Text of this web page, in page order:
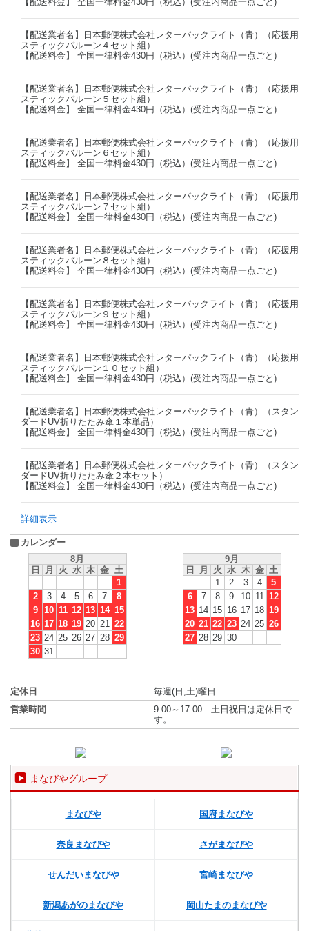
【配送業者名】日本郵便株式会社レターパックライト（青）（応援用
スティックバルーン４セット組）
【配送料金】 全国一律料金430円（税込）(受注内商品一点ごと)
【配送業者名】日本郵便株式会社レターパックライト（青）（応援用
スティックバルーン５セット組）
【配送料金】 全国一律料金430円（税込）(受注内商品一点ごと)
【配送業者名】日本郵便株式会社レターパックライト（青）（応援用
スティックバルーン６セット組）
【配送料金】 全国一律料金430円（税込）(受注内商品一点ごと)
【配送業者名】日本郵便株式会社レターパックライト（青）（応援用
スティックバルーン７セット組）
【配送料金】 全国一律料金430円（税込）(受注内商品一点ごと)
【配送業者名】日本郵便株式会社レターパックライト（青）（応援用
スティックバルーン８セット組）
【配送料金】 全国一律料金430円（税込）(受注内商品一点ごと)
【配送業者名】日本郵便株式会社レターパックライト（青）（応援用
スティックバルーン９セット組）
【配送料金】 全国一律料金430円（税込）(受注内商品一点ごと)
【配送業者名】日本郵便株式会社レターパックライト（青）（応援用
スティックバルーン１０セット組）
【配送料金】 全国一律料金430円（税込）(受注内商品一点ごと)
【配送業者名】日本郵便株式会社レターパックライト（青）（スタン
ダードUV折りたたみ傘１本単品）
【配送料金】 全国一律料金430円（税込）(受注内商品一点ごと)
【配送業者名】日本郵便株式会社レターパックライト（青）（スタン
ダードUV折りたたみ傘２本セット）
【配送料金】 全国一律料金430円（税込）(受注内商品一点ごと)
詳細表示
カレンダー
8月
日
月 火 水 木 金 土
1
2
3 4 5 6 7
8
9
10 11 12 13 14 15
16 17 18 19 20 21
22
23 24 25 26 27 28 29
30 31
9月
日
月 火 水 木 金 土
1
2 3 4
5
6
7 8 9 10 11
12
13 14 15 16 17 18 19
20 21 22 23 24 25 26
27 28 29 30
定休日
毎週(日,土)曜日
営業時間
9:00～17:00 土日祝日は定休日で
す。
まなびやグループ
まなびや 国府まなびや
奈良まなびや さがまなびや
せんだいまなびや 宮崎まなびや
新潟あがのまなびや 岡山たまのまなびや